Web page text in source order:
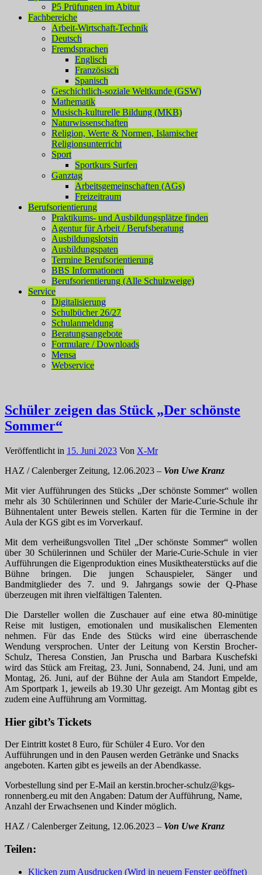
P5 Prüfungen im Abitur
Fachbereiche
Arbeit-Wirtschaft-Technik
Deutsch
Fremdsprachen
Englisch
Französisch
Spanisch
Geschichtlich-soziale Weltkunde (GSW)
Mathematik
Musisch-kulturelle Bildung (MKB)
Naturwissenschaften
Religion, Werte & Normen, Islamischer
Religionsunterricht
Sport
Sportkurs Surfen
Ganztag
Arbeitsgemeinschaften (AGs)
Freizeitraum
Berufsorientierung
Praktikums- und Ausbildungsplätze finden
Agentur für Arbeit / Berufsberatung
Ausbildungslotsin
Ausbildungspaten
Termine Berufsorientierung
BBS Informationen
Berufsorientierung (Alle Schulzweige)
Service
Digitalisierung
Schulbücher 26/27
Schulanmeldung
Beratungsangebote
Formulare / Downloads
Mensa
Webservice
Schüler zeigen das Stück „Der schönste
Sommer“
Veröffentlicht in 15. Juni 2023 Von X-Mr
HAZ / Calenberger Zeitung, 12.06.2023 – Von Uwe Kranz
Mit vier Aufführungen des Stücks „Der schönste Sommer“ wollen
mehr als 30 Schülerinnen und Schüler der Marie-Curie-Schule ihr
Bühnentalent unter Beweis stellen. Karten für die Termine in der
Aula der KGS gibt es im Vorverkauf.
Mit dem verheißungsvollen Titel „Der schönste Sommer“ wollen
über 30 Schülerinnen und Schüler der Marie-Curie-Schule in vier
Aufführungen die Eigenproduktion eines Musiktheaterstücks auf die
Bühne bringen. Die jungen Schauspieler, Sänger und
Bandmitglieder des 7. und 9. Jahrgangs sowie der Q-Phase
überzeugen mit ihren vielfältigen Talenten.
Die Darsteller wollen die Zuschauer auf eine etwa 80-minütige
Reise mit lustigen, emotionalen und musikalischen Elementen
nehmen. Für das Ende des Stücks wird eine überraschende
Wendung versprochen. Unter der Leitung von Kerstin Brocher-
Schulz, Theresa Constien, Jan Pruscha und Barbara Kuschefski
wird das Stück am Freitag, 23. Juni, Sonnabend, 24. Juni, und am
Montag, 26. Juni, auf der Bühne der Aula am Standort Empelde,
Am Sportpark 1, jeweils ab 19.30 Uhr gezeigt. Am Montag gibt es
zudem eine Aufführung am Vormittag.
Hier gibt’s Tickets
Der Eintritt kostet 8 Euro, für Schüler 4 Euro. Vor den
Aufführungen und in den Pausen werden Getränke und Snacks
angeboten. Karten gibt es jeweils an der Abendkasse.
Vorbestellung sind per E-Mail an kerstin.brocher-schulz@kgs-
ronnenberg.eu mit den Angaben: Datum der Aufführung, Name,
Anzahl der Erwachsenen und Kinder möglich.
HAZ / Calenberger Zeitung, 12.06.2023 – Von Uwe Kranz
Teilen:
Klicken zum Ausdrucken (Wird in neuem Fenster geöffnet)